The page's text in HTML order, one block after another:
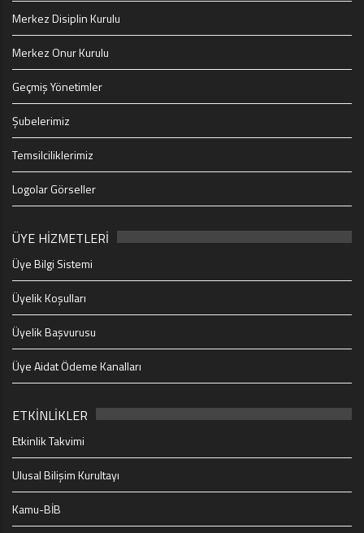
Merkez Disiplin Kurulu
Merkez Onur Kurulu
Geçmiş Yönetimler
Şubelerimiz
Temsilciliklerimiz
Logolar Görseller
ÜYE HİZMETLERİ
Üye Bilgi Sistemi
Üyelik Koşulları
Üyelik Başvurusu
Üye Aidat Ödeme Kanalları
ETKİNLİKLER
Etkinlik Takvimi
Ulusal Bilişim Kurultayı
Kamu-BİB